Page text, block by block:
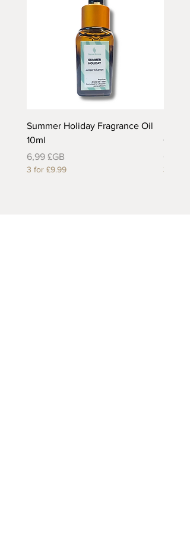
Summer Holiday Fragrance Oil
10ml
Prix
6,99 £GB
3 for £9.99
Oil
3 for